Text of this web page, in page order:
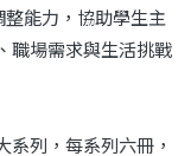
能力，協助學生主
職場需求與生活挑戰
列，每系列六冊，